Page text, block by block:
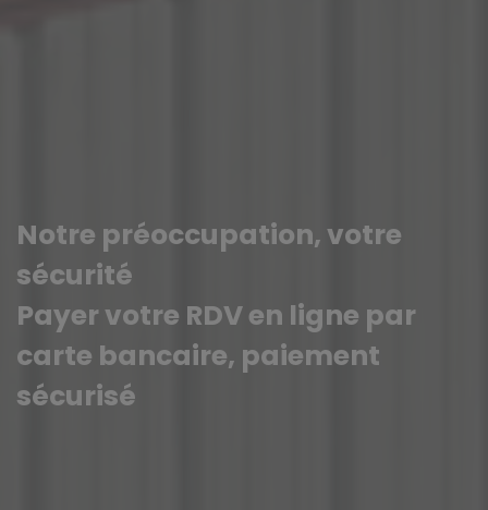
Notre préoccupation, votre
sécurité
Payer votre RDV en ligne par
carte bancaire, paiement
sécurisé